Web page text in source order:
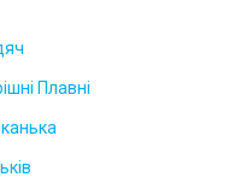
Плавні